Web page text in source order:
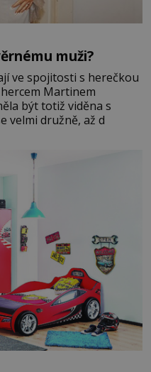
muži?
ve spojitosti s herečkou
Martinem
být totiž viděna s
velmi družně, až d